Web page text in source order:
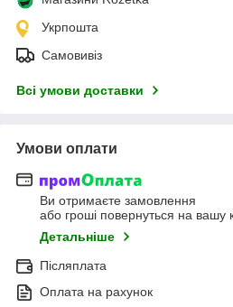
Укрпошта
Самовивіз
Всі умови доставки
Умови оплати
Ви отримаєте замовлення
або гроші повернуться на вашу
Детальніше
Післяплата
Оплата на рахунок